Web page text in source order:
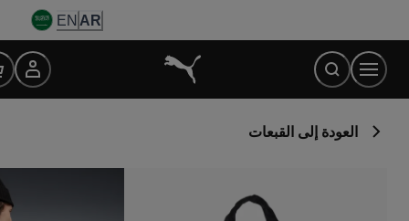
Content
AR
EN
العودة إلى القبعات